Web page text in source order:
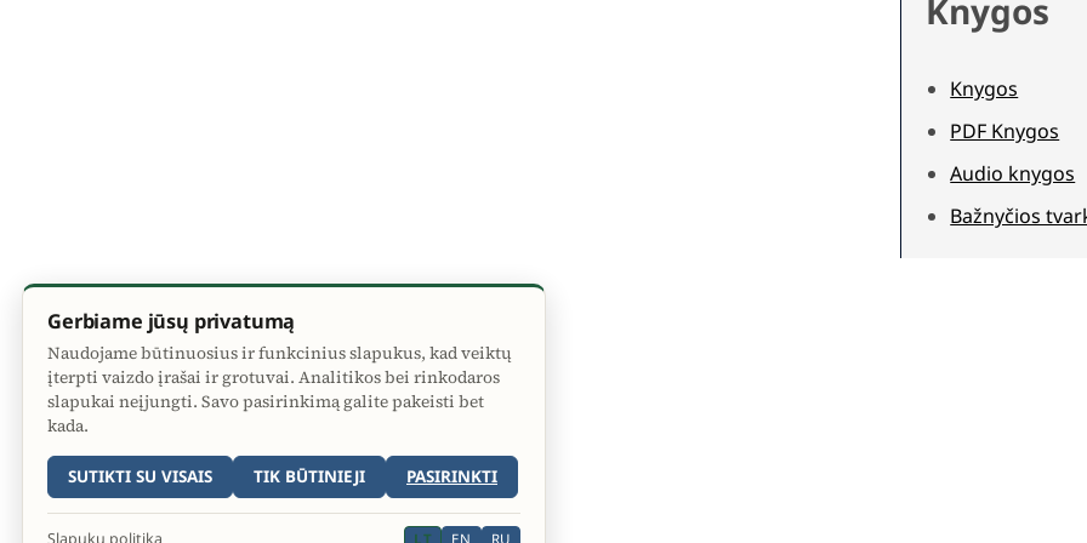
Knygos
Knygos
PDF Knygos
Audio knygos
Bažnyčios
Gerbiame jūsų privatumą
Naudojame būtinuosius ir funkcinius slapukus, kad veiktų
įterpti vaizdo įrašai ir grotuvai. Analitikos bei rinkodaros
slapukai neįjungti. Savo pasirinkimą galite pakeisti bet
kada.
SUTIKTI SU VISAIS TIK BŪTINIEJI PASIRINKTI
Slapukų politika LT EN RU